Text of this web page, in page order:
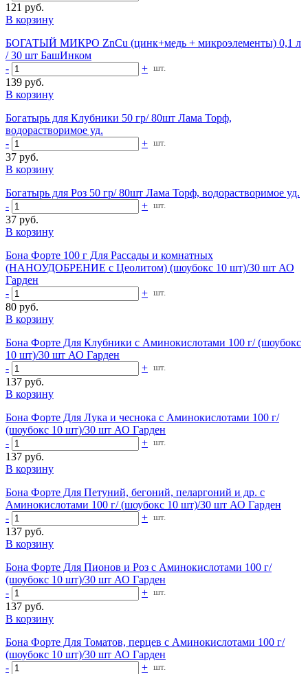
121 руб.
В корзину
БОГАТЫЙ МИКРО ZnCu (цинк+медь + микроэлементы) 0,1 л
/ 30 шт БашИнком
-
+ шт.
139 руб.
В корзину
Богатырь для Клубники 50 гр/ 80шт Лама Торф,
водорастворимое уд.
-
+ шт.
37 руб.
В корзину
Богатырь для Роз 50 гр/ 80шт Лама Торф, водорастворимое уд.
-
+ шт.
37 руб.
В корзину
Бона Форте 100 г Для Рассады и комнатных
(НАНОУДОБРЕНИЕ с Цеолитом) (шоубокс 10 шт)/30 шт АО
Гарден
-
+ шт.
80 руб.
В корзину
Бона Форте Для Клубники с Аминокислотами 100 г/ (шоубокс
10 шт)/30 шт АО Гарден
-
+ шт.
137 руб.
В корзину
Бона Форте Для Лука и чеснока с Аминокислотами 100 г/
(шоубокс 10 шт)/30 шт АО Гарден
-
+ шт.
137 руб.
В корзину
Бона Форте Для Петуний, бегоний, пеларгоний и др. с
Аминокислотами 100 г/ (шоубокс 10 шт)/30 шт АО Гарден
-
+ шт.
137 руб.
В корзину
Бона Форте Для Пионов и Роз с Аминокислотами 100 г/
(шоубокс 10 шт)/30 шт АО Гарден
-
+ шт.
137 руб.
В корзину
Бона Форте Для Томатов, перцев с Аминокислотами 100 г/
(шоубокс 10 шт)/30 шт АО Гарден
-
+ шт.